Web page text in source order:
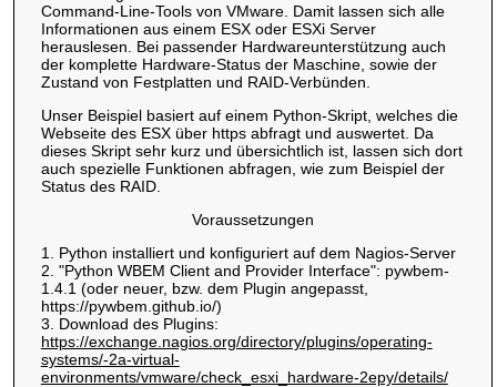
Command-Line-Tools von VMware. Damit lassen sich alle
Informationen aus einem ESX oder ESXi Server
herauslesen. Bei passender Hardwareunterstützung auch
der komplette Hardware-Status der Maschine, sowie der
Zustand von Festplatten und RAID-Verbünden.
Unser Beispiel basiert auf einem Python-Skript, welches die
Webseite des ESX über https abfragt und auswertet. Da
dieses Skript sehr kurz und übersichtlich ist, lassen sich dort
auch spezielle Funktionen abfragen, wie zum Beispiel der
Status des RAID.
Voraussetzungen
1. Python installiert und konfiguriert auf dem Nagios-Server
2. "Python WBEM Client and Provider Interface": pywbem-
1.4.1 (oder neuer, bzw. dem Plugin angepasst,
https://pywbem.github.io/)
3. Download des Plugins:
https://exchange.nagios.org/directory/plugins/operating-
systems/-2a-virtual-
environments/vmware/check_esxi_hardware-2epy/details/